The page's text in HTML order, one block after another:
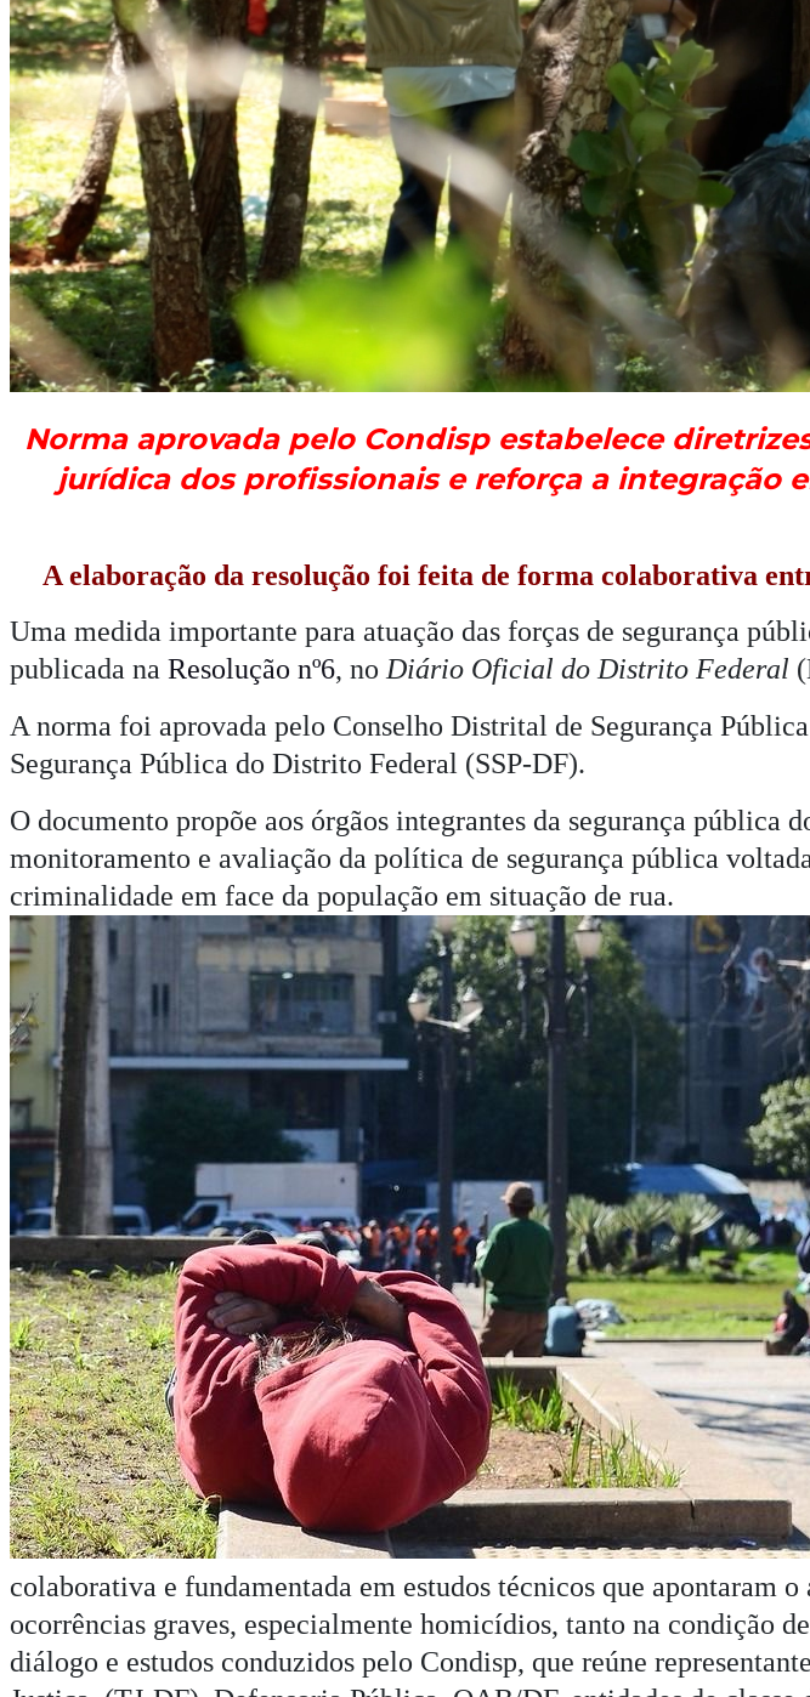
Norma aprovada pelo Condisp estabelece
jurídica dos profissionais e reforça a integração
A elaboração da resolução foi feita de forma colaborativa
Uma medida importante para atuação das forças de segurança
publicada na Resolução nº6, no Diário Oficial do Distrito Federal
A norma foi aprovada pelo Conselho Distrital de Segurança
Segurança Pública do Distrito Federal (SSP-DF).
O documento propõe aos órgãos integrantes da segurança
monitoramento e avaliação da política de segurança pública
criminalidade em face da população em situação de rua.
colaborativa e fundamentada em estudos técnicos que apontaram
ocorrências graves, especialmente homicídios, tanto na condição
diálogo e estudos conduzidos pelo Condisp, que reúne